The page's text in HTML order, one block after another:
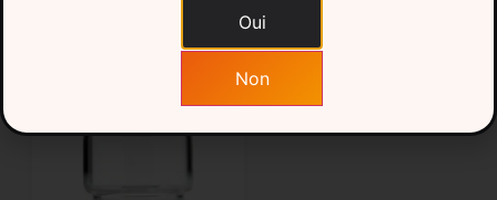
Oui
Non